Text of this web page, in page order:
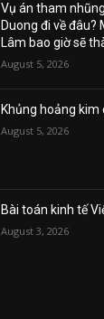
Vụ án tham
Duong đi về đâu?
Lâm bao giờ sẽ
August 5, 2026
Khủng hoảng
August 5, 2026
Bài toán kinh tế
August 3, 2026